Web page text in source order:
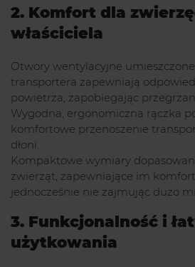
2. Komfort dla
właściciela
Otwory wentylacyjne
transportera zapewniają
powietrza, zapobiegając
Wygodna, ergonomiczna rączka
komfortowe przenoszenie
dłoni.
Kompaktowe wymiary
zwierząt, zapewniające im
jednocześnie nie zajmując dużo
3. Funkcjonalność i
użytkowania